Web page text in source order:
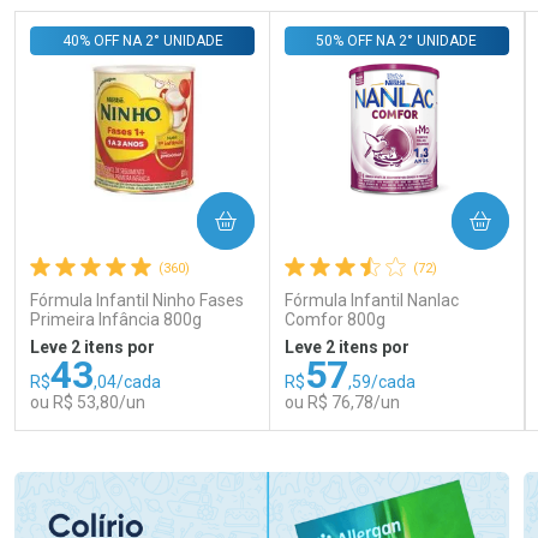
(360)
Fórmula Infantil Ninho Fases
Primeira Infância 800g
40% OFF NA 2° UNIDADE
Leve 2 itens por
R$43,04/cada
ou R$ 53,80/un
COMPRAR
(72)
Fórmula Infantil Nanlac
Comfor 800g
50% OFF NA 2° UNIDADE
Leve 2 itens por
R$57,59/cada
ou R$ 76,78/un
COMPRAR
Laboratório
Por Menos